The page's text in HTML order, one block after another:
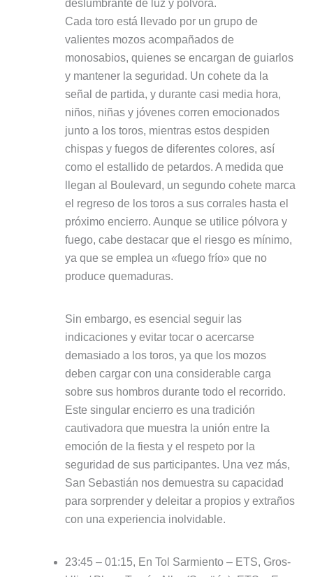
deslumbrante de luz y pólvora.
Cada toro está llevado por un grupo de
valientes mozos acompañados de
monosabios, quienes se encargan de guiarlos
y mantener la seguridad. Un cohete da la
señal de partida, y durante casi media hora,
niños, niñas y jóvenes corren emocionados
junto a los toros, mientras estos despiden
chispas y fuegos de diferentes colores, así
como el estallido de petardos. A medida que
llegan al Boulevard, un segundo cohete marca
el regreso de los toros a sus corrales hasta el
próximo encierro. Aunque se utilice pólvora y
fuego, cabe destacar que el riesgo es mínimo,
ya que se emplea un «fuego frío» que no
produce quemaduras.
Sin embargo, es esencial seguir las
indicaciones y evitar tocar o acercarse
demasiado a los toros, ya que los mozos
deben cargar con una considerable carga
sobre sus hombros durante todo el recorrido.
Este singular encierro es una tradición
cautivadora que muestra la unión entre la
emoción de la fiesta y el respeto por la
seguridad de sus participantes. Una vez más,
San Sebastián nos demuestra su capacidad
para sorprender y deleitar a propios y extraños
con una experiencia inolvidable.
23:45 – 01:15, En Tol Sarmiento – ETS, Gros-